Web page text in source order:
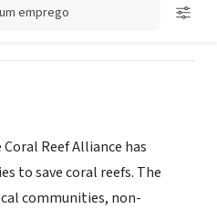
emprego
Reef Alliance has
to save coral reefs. The
communities, non-